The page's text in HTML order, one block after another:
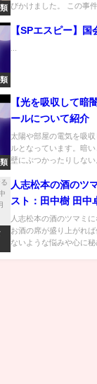
びかけました。 この事
【SPエスピー】
【光を吸収して暗
ールについて紹介
太陽や部屋の電気を吸
ルとなっています。暗
壁にぶつかったりしな
人志松本の酒の
スト：田中樹 田中
平 4月14日
人志松本の酒のツマミ
お酒の席が盛り上がれ
ないような悩みや心に